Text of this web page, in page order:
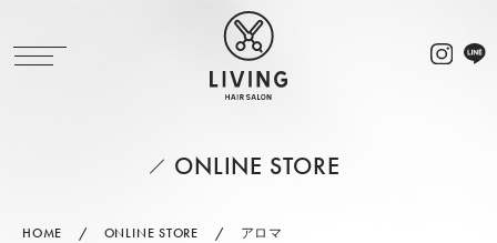
ONLINE STORE
HOME ONLINE STORE アロマ